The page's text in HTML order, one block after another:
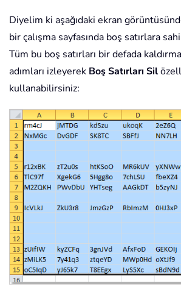
Diyelim ki aşağıdaki ekran
bir çalışma sayfasında boş satırlara
Tüm bu boş satırları bir defada
adımları izleyerek Boş Satırları Sil
kullanabilirsiniz: